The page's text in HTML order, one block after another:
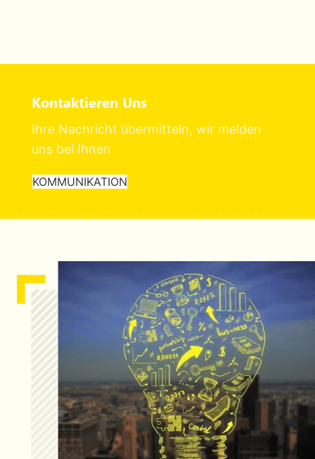
Kontaktieren Uns
Ihre Nachricht übermitteln, wir melden
uns bei Ihnen
KOMMUNIKATION